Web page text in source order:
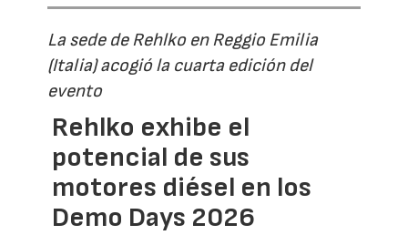
La sede de Rehlko en Reggio Emilia
(Italia) acogió la cuarta edición del
evento
Rehlko exhibe el
potencial de sus
motores diésel en los
Demo Days 2026